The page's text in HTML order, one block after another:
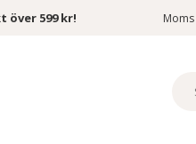
över 599 kr!